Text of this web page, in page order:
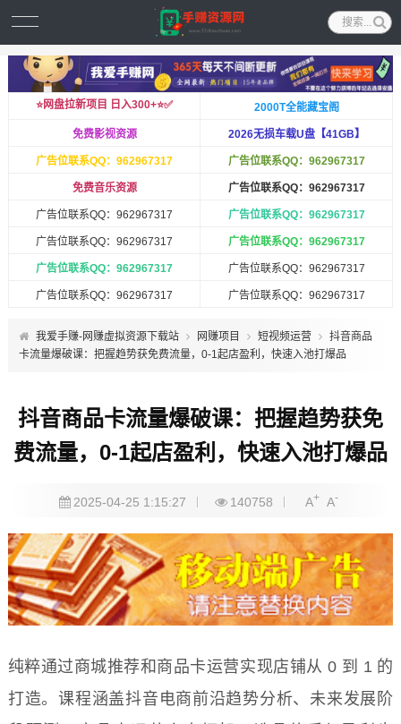
⭐️网盘拉新项目 日入300+⭐️✅ 2000T全能藏宝阁
免费影视资源 2026无损车载U盘【41GB】
广告位联系QQ：962967317 广告位联系QQ：962967317
免费音乐资源 广告位联系QQ：962967317
广告位联系QQ：962967317 广告位联系QQ：962967317
广告位联系QQ：962967317 广告位联系QQ：962967317
广告位联系QQ：962967317 广告位联系QQ：962967317
广告位联系QQ：962967317 广告位联系QQ：962967317
我爱手赚-网赚虚拟资源下载站 网赚项目 短视频运营
抖音商品
卡流量爆破课：把握趋势获免费流量，0-1起店盈利，快速入池打爆品
抖音商品卡流量爆破课：把握趋势获免
费流量，0-1起店盈利，快速入池打爆品
2025-04-25 1:15:27 140758 A+ A-
纯粹通过商城推荐和商品卡运营实现店铺从 0 到 1 的
打造。课程涵盖抖音电商前沿趋势分析、未来发展阶